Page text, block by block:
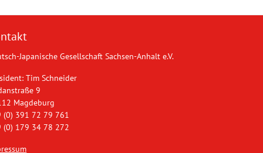
Japanische Gesellschaft Sachsen-Anhalt e.V.
Tim Schneider
9
Magdeburg
(0) 391 72 79 761
(0) 179 34 78 272